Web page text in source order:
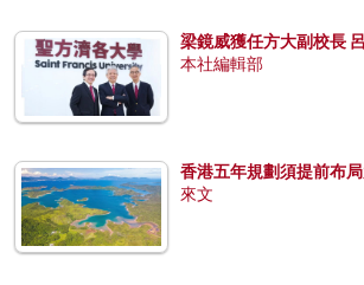
梁鏡威獲任方大副校長
本社編輯部
香港五年規劃須提前布
來文